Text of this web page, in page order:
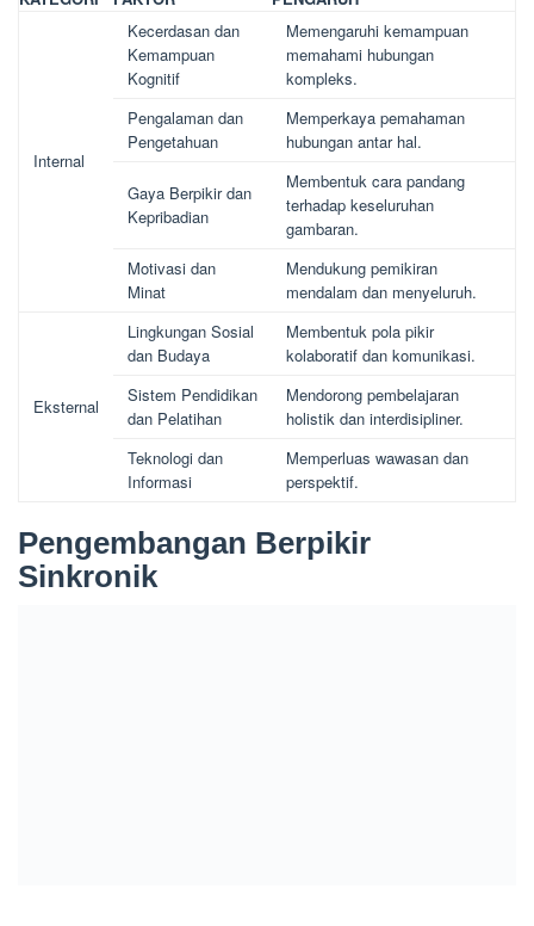
Internal
Kecerdasan dan
Kemampuan
Kognitif
Memengaruhi kemampuan
memahami hubungan
kompleks.
Pengalaman dan
Pengetahuan
Memperkaya pemahaman
hubungan antar hal.
Gaya Berpikir dan
Kepribadian
Membentuk cara pandang
terhadap keseluruhan
gambaran.
Motivasi dan
Minat
Mendukung pemikiran
mendalam dan menyeluruh.
Eksternal
Lingkungan Sosial
dan Budaya
Membentuk pola pikir
kolaboratif dan komunikasi.
Sistem Pendidikan
dan Pelatihan
Mendorong pembelajaran
holistik dan interdisipliner.
Teknologi dan
Informasi
Memperluas wawasan dan
perspektif.
Pengembangan Berpikir
Sinkronik